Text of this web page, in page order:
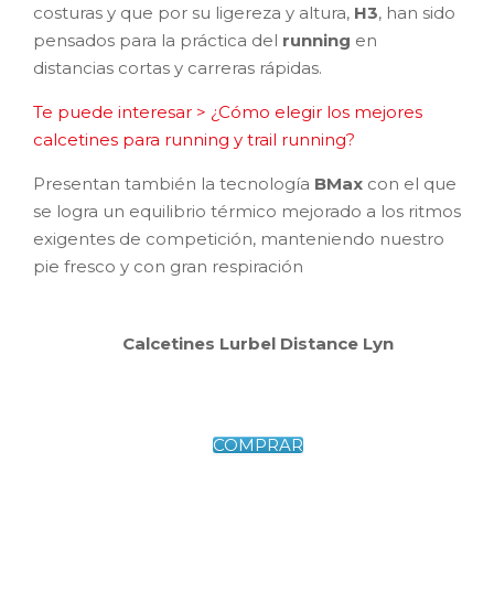
costuras y que por su ligereza y altura, H3, han sido
pensados para la práctica del running en
distancias cortas y carreras rápidas.
Te puede interesar > ¿Cómo elegir los mejores
calcetines para running y trail running?
Presentan también la tecnología BMax con el que
se logra un equilibrio térmico mejorado a los ritmos
exigentes de competición, manteniendo nuestro
pie fresco y con gran respiración
Calcetines Lurbel Distance Lyn
COMPRAR